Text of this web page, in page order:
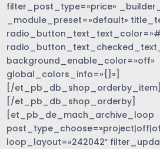
filter_post_type=»price»
_module_preset=»default»
background_enable_color=»off»
global_colors_info=»{}»]
[/et_pb_db_shop_orderby_item]
[/et_pb_db_shop_orderby]
[et_pb_de_mach_archive_loop
loop_layout=»242042″